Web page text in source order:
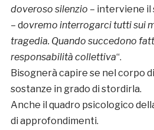
doveroso silenzio – interviene il
– dovremo interrogarci tutti sui
tragedia. Quando succedono
responsabilità collettiva“.
Bisognerà capire se nel corpo
sostanze in grado di stordirla.
Anche il quadro psicologico
di approfondimenti.